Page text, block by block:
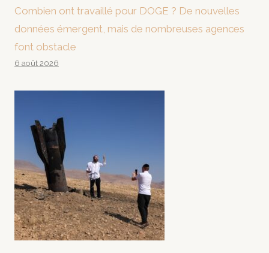
Combien ont travaillé pour DOGE ? De nouvelles
données émergent, mais de nombreuses agences
font obstacle
6 août 2026